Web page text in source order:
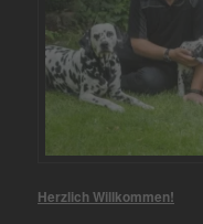
Herzlich Willkommen!